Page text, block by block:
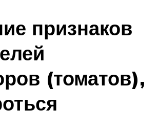
признаков
(томатов),